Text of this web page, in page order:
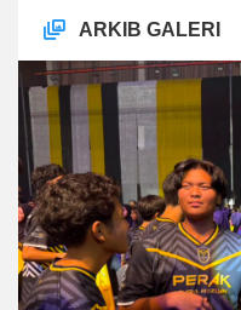
ARKIB GALERI